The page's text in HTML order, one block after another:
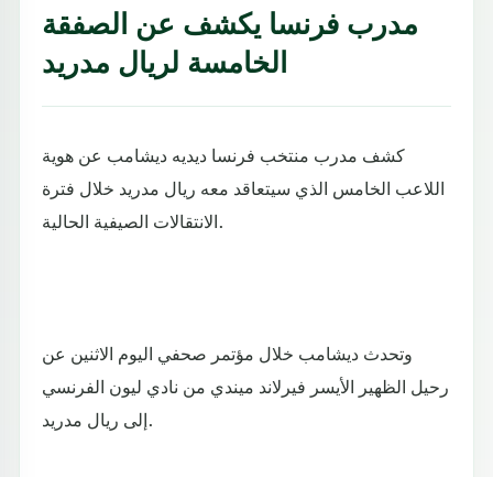
مدرب فرنسا يكشف عن الصفقة
الخامسة لريال مدريد
كشف مدرب منتخب فرنسا ديديه ديشامب عن هوية
اللاعب الخامس الذي سيتعاقد معه ريال مدريد خلال فترة
الانتقالات الصيفية الحالية.
وتحدث ديشامب خلال مؤتمر صحفي اليوم الاثنين عن
رحيل الظهير الأيسر فيرلاند ميندي من نادي ليون الفرنسي
إلى ريال مدريد.